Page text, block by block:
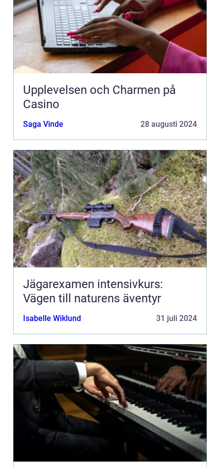
Upplevelsen och Charmen på
Casino
Saga Vinde 28 augusti 2024
Jägarexamen intensivkurs:
Vägen till naturens äventyr
Isabelle Wiklund 31 juli 2024